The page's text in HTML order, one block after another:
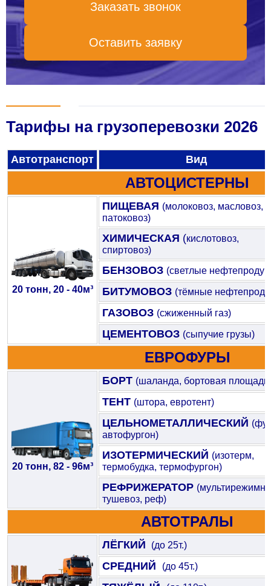
Заказать звонок
Оставить заявку
Тарифы на грузоперевозки 2026
Автотранспорт Вид
АВТОЦИСТЕРНЫ
20 тонн, 20 - 40м³
ПИЩЕВАЯ (молоковоз, масловоз,
патоковоз)
ХИМИЧЕСКАЯ (кислотовоз,
спиртовоз)
БЕНЗОВОЗ (светлые
БИТУМОВОЗ (тёмные
ГАЗОВОЗ (сжиженный газ)
ЦЕМЕНТОВОЗ (сыпучие грузы)
ЕВРОФУРЫ
20 тонн, 82 - 96м³
БОРТ (шаланда, бортовая
ТЕНТ (штора, евротент)
ЦЕЛЬНОМЕТАЛЛИЧЕСКИЙ
автофургон)
ИЗОТЕРМИЧЕСКИЙ (изотерм,
термобудка, термофургон)
РЕФРИЖЕРАТОР
тушевоз, реф)
АВТОТРАЛЫ
ЛЁГКИЙ (до 25т.)
СРЕДНИЙ (до 45т.)